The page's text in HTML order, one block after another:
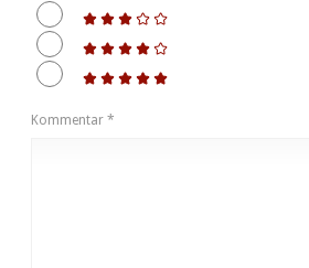
Kommentar *